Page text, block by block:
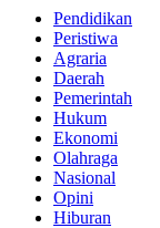
Pendidikan
Peristiwa
Agraria
Daerah
Pemerintah
Hukum
Ekonomi
Olahraga
Nasional
Opini
Hiburan